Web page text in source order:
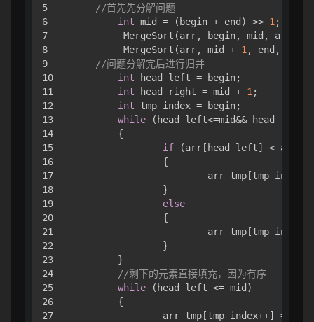
5
6
7
8
9
10
11
12
13
14
15
16
17
18
19
20
21
22
23
24
25
26
27
//首先先分解问题
int mid = (begin + end) >> 1 ;
	_MergeSort(arr, mid +
1 , end,
//问题分解完后进行归并
int head_left = begin;
int head_right = mid + 1 ;
int tmp_index = begin;
while (head_left<=mid&&
if (arr[head_left] <
else
//剩下的元素直接填充，因为有序
while (head_left <= mid)